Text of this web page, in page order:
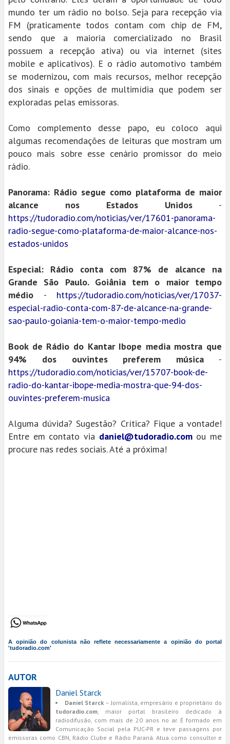
mundo ter um rádio no bolso. Seja para recepção via
FM (praticamente todos contam com chip de FM,
sendo que a maioria comercializado no Brasil
possuem a recepção ativa) ou via internet (sites
mobile e aplicativos). E o rádio automotivo também
se modernizou, com mais recursos, melhor recepção
dos sinais e opções de multimídia que podem ser
exploradas pelas emissoras.
Como complemento desse papo, eu coloco aqui
algumas recomendações de leituras que mostram um
pouco mais sobre esse cenário promissor do meio
rádio.
Panorama: Rádio segue como plataforma de maior
alcance nos Estados Unidos -
https://tudoradio.com/noticias/ver/17601-panorama-
radio-segue-como-plataforma-de-maior-alcance-nos-
estados-unidos
Especial: Rádio conta com 87% de alcance na
Grande São Paulo. Goiânia tem o maior tempo
médio - https://tudoradio.com/noticias/ver/17037-
especial-radio-conta-com-87-de-alcance-na-grande-
sao-paulo-goiania-tem-o-maior-tempo-medio
Book de Rádio do Kantar Ibope media mostra que
94% dos ouvintes preferem música -
https://tudoradio.com/noticias/ver/15707-book-de-
radio-do-kantar-ibope-media-mostra-que-94-dos-
ouvintes-preferem-musica
Alguma dúvida? Sugestão? Crítica? Fique a vontade!
Entre em contato via daniel@tudoradio.comou me
procure nas redes sociais. Até a próxima!
A opinião do colunista não reflete necessariamente a opinião do portal
'tudoradio.com'
AUTOR
Daniel Starck
Daniel Starck – Jornalista, empresário e proprietário do
tudoradio.com, maior portal brasileiro dedicado à
radiodifusão, com mais de 20 anos no ar. É formado em
Comunicação Social pela PUC-PR e teve passagens por
emissoras como CBN, Rádio Clube e Rádio Paraná. Atua como consultor e